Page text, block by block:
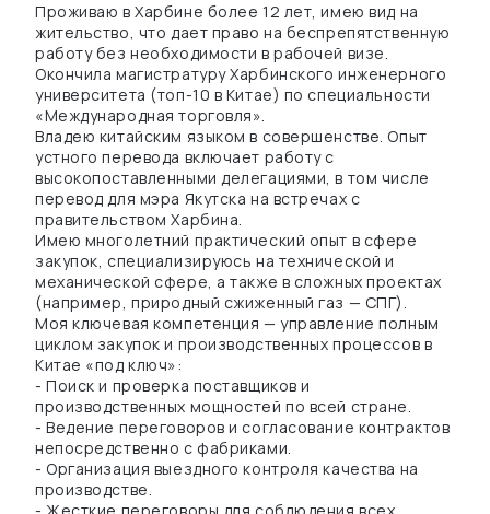
Проживаю в Харбине более 12 лет, имею вид на
жительство, что дает право на беспрепятственную
работу без необходимости в рабочей визе.
Окончила магистратуру Харбинского инженерного
университета (топ-10 в Китае) по специальности
«Международная торговля».
Владею китайским языком в совершенстве. Опыт
устного перевода включает работу с
высокопоставленными делегациями, в том числе
перевод для мэра Якутска на встречах с
правительством Харбина.
Имею многолетний практический опыт в сфере
закупок, специализируюсь на технической и
механической сфере, а также в сложных проектах
(например, природный сжиженный газ — СПГ).
Моя ключевая компетенция — управление полным
циклом закупок и производственных процессов в
Китае «под ключ»:
- Поиск и проверка поставщиков и
производственных мощностей по всей стране.
- Ведение переговоров и согласование контрактов
непосредственно с фабриками.
- Организация выездного контроля качества на
производстве.